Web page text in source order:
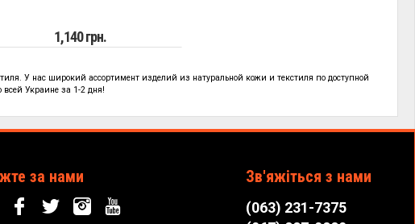
1,140 грн.
У нас широкий ассортимент изделий из натуральной кожи и текстиля подоступной
всей Украине за 1-2 дня!
за нами Зв'яжіться з нами
(063) 231-7375